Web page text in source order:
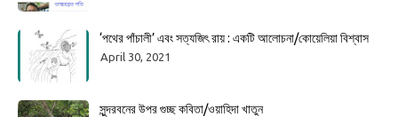
‘পথের পাঁচালী’ এবং সত্যজিৎ রায় : একটি আলোচনা/কোয়েলিয়া বিশ্বাস
April 30, 2021
সুন্দরবনের উপর গুচ্ছ কবিতা/ওয়াহিদা খাতুন